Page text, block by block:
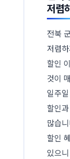
저렴
전북
저렴
할인
것이
일주
할인
많습
할인
있으